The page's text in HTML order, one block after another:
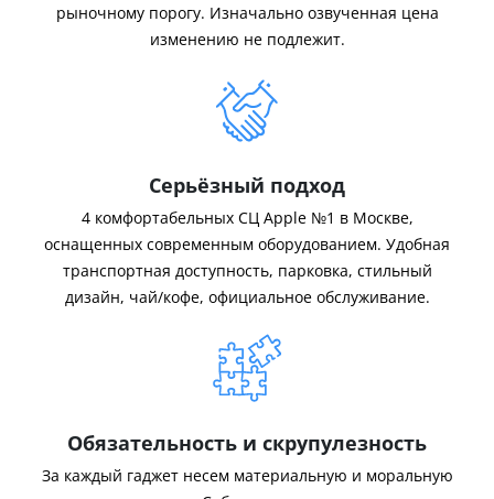
рыночному порогу. Изначально озвученная цена
изменению не подлежит.
Серьёзный подход
4 комфортабельных СЦ Apple №1 в Москве,
оснащенных современным оборудованием. Удобная
транспортная доступность, парковка, стильный
дизайн, чай/кофе, официальное обслуживание.
Обязательность и скрупулезность
За каждый гаджет несем материальную и моральную